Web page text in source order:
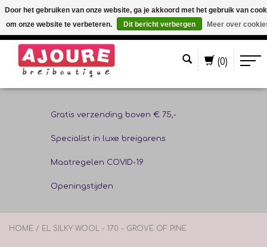
(0)
Gratis verzending boven € 75,-
Specialist in luxe breigarens
Maatregelen COVID-19
Openingstijden
HOME / EL SILKY WOOL - 170 - GROVE OF PINE
Door het gebruiken van onze website, ga je akkoord met het gebruik van
om onze website te verbeteren.
Dit bericht verbergen Meer over